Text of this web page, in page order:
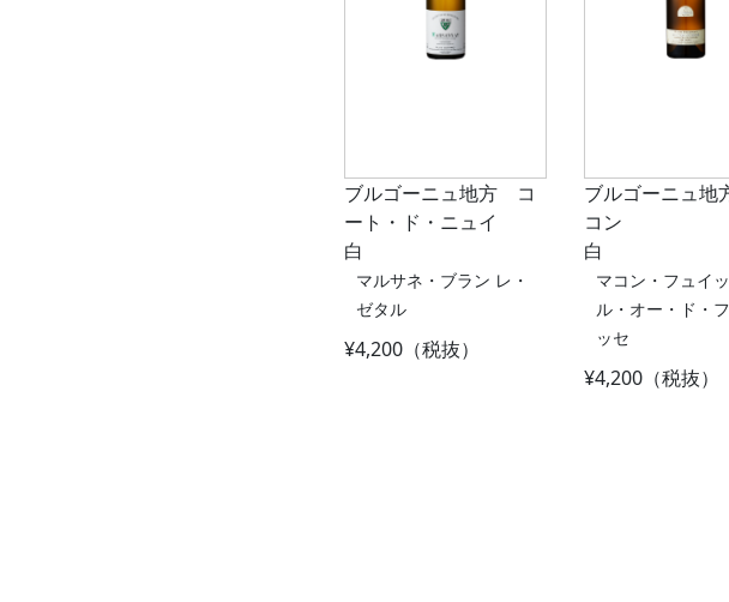
ブルゴーニュ地方 コ
ート・ド・ニュイ
白
マルサネ・ブラン レ・
ゼタル
¥4,200（税抜）
ブルゴーニュ
コン
白
マコン・フュイ
ル・オー・ド・
ッセ
¥4,200（税抜）